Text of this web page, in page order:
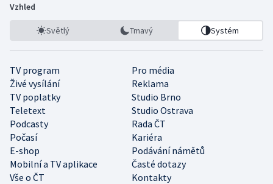
Vzhled
Světlý Tmavý Systém
TV program
Pro média
Živé vysílání
Reklama
TV poplatky
Studio Brno
Teletext
Studio Ostrava
Podcasty
Rada ČT
Počasí
Kariéra
E-shop
Podávání námětů
Mobilní a TV aplikace
Časté dotazy
Vše o ČT
Kontakty